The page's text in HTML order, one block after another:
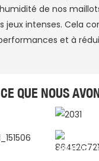
de nos
jeux intenses. Cela
et à
QUE NOUS